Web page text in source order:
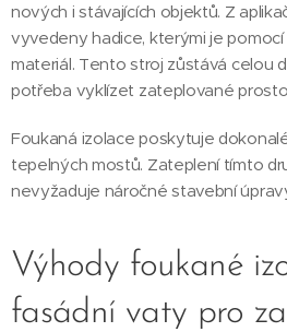
nových i stávajících objektů. Z
vyvedeny hadice, kterými je
materiál. Tento stroj zůstává celou
potřeba vyklízet zateplované
Foukaná izolace poskytuje
tepelných mostů. Zateplení tímto
nevyžaduje náročné stavební
Výhody foukané
fasádní vaty pro